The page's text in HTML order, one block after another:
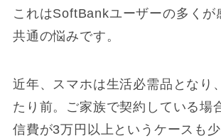
これはSoftBankユーザーの多くが
共通の悩みです。
近年、スマホは生活必需品となり
たり前。ご家族で契約している場
信費が3万円以上というケースも